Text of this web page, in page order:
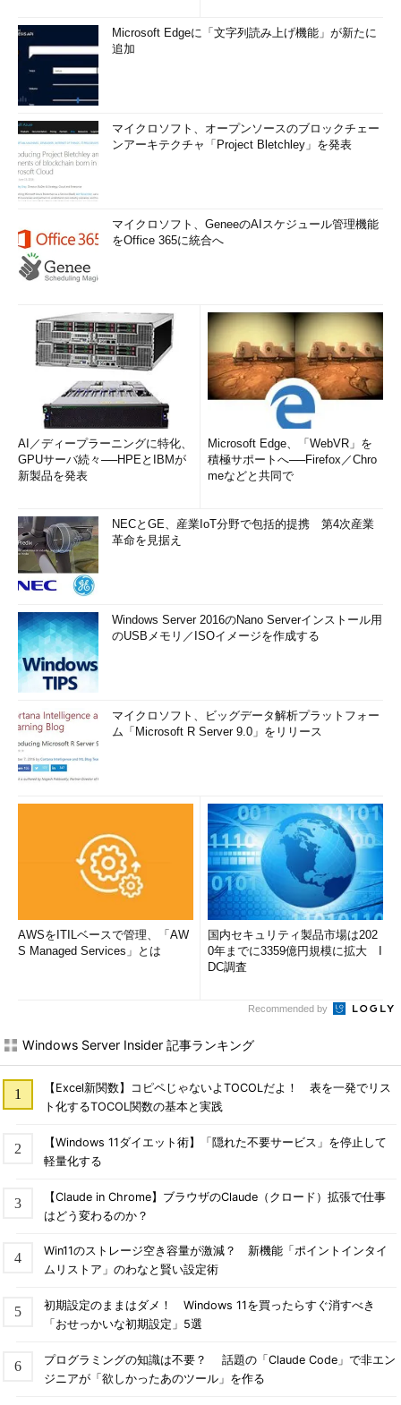
これは双方向ミラーよりもさらにデータの安全性を重視する方
式である。3方向ミラーでは、オリジナルのデータと同じコピー
をもう2つ作成し、それぞれ別の物理ディスクに配置する。書き
込むデータの3倍のディスク領域が必要になるが、ディスクが2
台障害を起こしてもデータは失われることなく、継続してアクセ
スできる。
注意：この方式を利用するためには、プール内に最低でも「5
台」のディスクが必要となる。以下のクォーラムの説明も参照
「パリティ」記憶域
スクに書き込む方式である（パリティを書き込むディスクは、デ
フォルトでは固定されておらず、適宜ローテ―トする）。ディス
クが1台障害を起こしてもデータは失われることなく、継続して
アクセスできるが、プール内に最低でも3台のディスクが必要に
なる。ディスクの利用効率は、双方向ミラーの50％、3方向ミラ
ーの33％と比較すると、パリティ方式では余計に必要なのは1台
分だけで済む。プール内のディスク台数が多くなるほど利用効率
は高くなる。しかしパリティを計算して書き込むため、データ書
少ないデータの保存用途に向く。
以上、4つの割り当て方式があるが、同一プール上でこれらを
混在させて複数の論理ドライブを作成することも可能である。
記憶域プールに関する運用上の注意点
以下、いくつか注意すべき点があるので述べておく。
3方向ミラーでは最低5台のディスクが必要
Windows 8やWindows Server 2012の製品版では、3方向ミラ
ーを利用するためには、プール内に5台以上の物理ディスクが必
要となっている。4台以下の物理ディスクしか含まれていないプ
ールでは、3方向ミラーの記憶域は作成できない。ベータ版の
Windows 8ではプール内に3台以上のディスクがあれば利用でき
たが、製品版では5台以上に変更されているので注意していただ
3方向ミラーでは、1つのデータを3台のディスクに分散して書
き込むため、最低でも3台あれば利用できそうだが、次の「クォ
ーラム」の概念が導入されて制約が厳しくなったようである。例
えば3台で構成されたプール上で3方向ミラーを使った場合、2台
の障害でも（つまり残りが1台でも）データはまだアクセスでき
維持できなくなる。これでは（1台までの障害を許容する）双方
台以上のディスクがあれば、2台の障害が発生しても残りは3台
（過半数）なので、プールの健常性を維持しつつ、双方向ミラー
としても機能する。
記憶域プールでは、何台でも物理ディスクを組み合わせること
以上がアクティブであれば、プールの健全性、正常性は維持され
る（プールの状態は「Healthy」であると判断される）。もし半
効になり、その上の論理ディスクも無効になる。この概念は「
ディスクの動的な追加
記憶域プールには動的にディスクを追加できる。故障したディ
スクをプールから削除して代わりに追加してもよいし、単にプー
Microsoft Edgeに「文字列読み上げ機能」が新たに
追加
マイクロソフト、オープンソースのブロックチェー
ンアーキテクチャ「Project Bletchley」を発表
マイクロソフト、GeneeのAIスケジュール管理機能
をOffice 365に統合へ
AI／ディープラーニングに特化、
GPUサーバ続々──HPEとIBMが
新製品を発表
Microsoft Edge、「WebVR」を
積極サポートへ──Firefox／Chro
meなどと共同で
NECとGE、産業IoT分野で包括的提携 第4次産業
革命を見据え
Windows Server 2016のNano Serverインストール用
のUSBメモリ／ISOイメージを作成する
マイクロソフト、ビッグデータ解析プラットフォー
ム「Microsoft R Server 9.0」をリリース
AWSをITILベースで管理、「AW
S Managed Services」とは
国内セキュリティ製品市場は202
0年までに3359億円規模に拡大 I
DC調査
Recommended by
Windows Server Insider 記事ランキング
【Excel新関数】コピペじゃないよTOCOLだよ！ 表を一発でリス
ト化するTOCOL関数の基本と実践
【Windows 11ダイエット術】「隠れた不要サービス」を停止して
軽量化する
【Claude in Chrome】ブラウザのClaude（クロード）拡張で仕事
はどう変わるのか？
Win11のストレージ空き容量が激減？ 新機能「ポイントインタイ
ムリストア」のわなと賢い設定術
初期設定のままはダメ！ Windows 11を買ったらすぐ消すべき
「おせっかいな初期設定」5選
プログラミングの知識は不要？ 話題の「Claude Code」で非エン
ジニアが「欲しかったあのツール」を作る